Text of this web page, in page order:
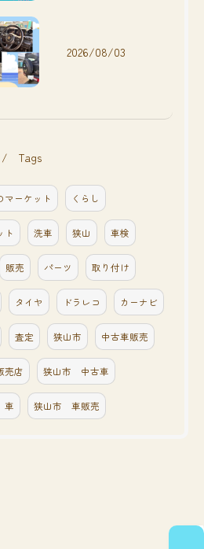
2026/08/03
Tags
マーケット くらし
ト 洗車 狭山 車検
販売 パーツ 取り付け
タイヤ ドラレコ カーナビ
査定 狭山市 中古車販売
売店 狭山市 中古車
車 狭山市 車販売